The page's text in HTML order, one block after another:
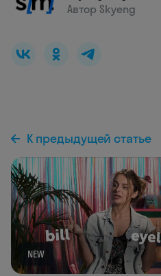
Автор Skyeng
К предыдущей статье
NEW